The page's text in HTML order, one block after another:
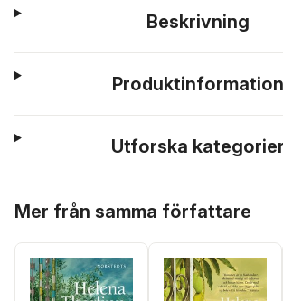
Beskrivning
Produktinformation
Utforska kategorier
Mer från samma författare